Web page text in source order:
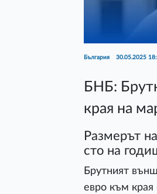
България 30.05.2025
БНБ:
края на
Размерът
сто на
Брутният
евро към края